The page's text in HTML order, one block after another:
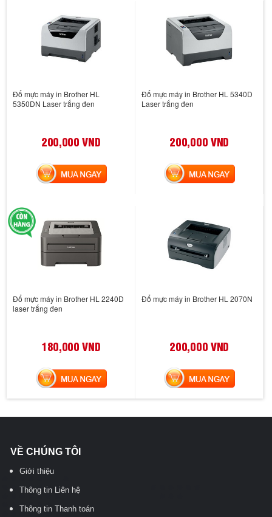
Đổ mực máy in Brother HL
5350DN Laser trắng đen
200,000 VND
MUA NGAY
Đổ mực máy in Brother HL 5340D
Laser trắng đen
200,000 VND
MUA NGAY
Đổ mực máy in Brother HL 2240D
laser trắng đen
180,000 VND
MUA NGAY
Đổ mực máy in Brother HL 2070N
200,000 VND
MUA NGAY
VỀ CHÚNG TÔI
Giới thiệu
Thông tin Liên hệ
Thông tin Thanh toán